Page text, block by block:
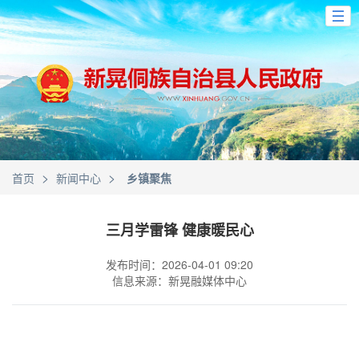
首页 > 新闻中心 > 乡镇聚焦
三月学雷锋 健康暖民心
发布时间：2026-04-01 09:20
信息来源：新晃融媒体中心